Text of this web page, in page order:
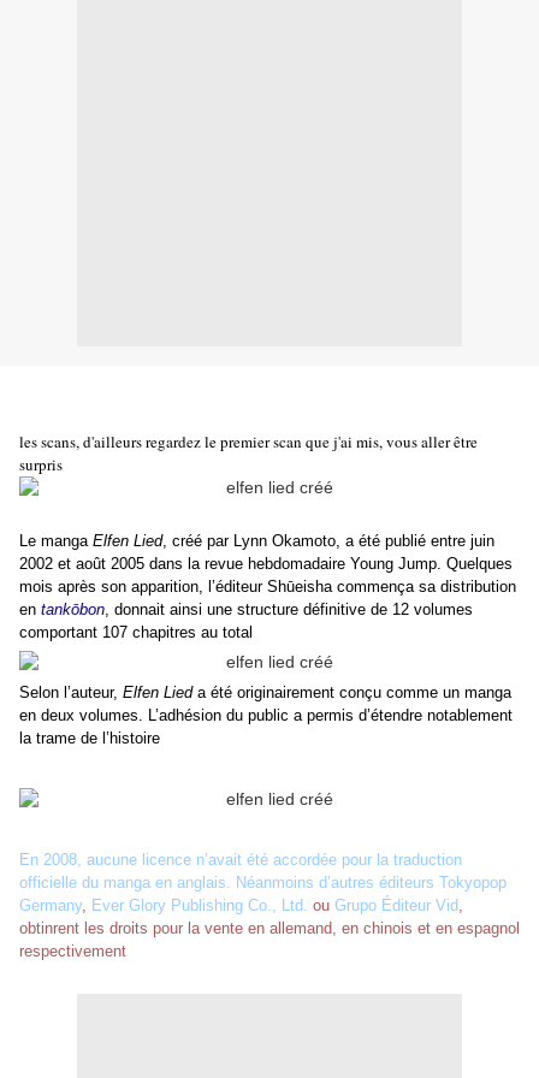
les scans, d'ailleurs regardez le premier scan que j'ai mis, vous aller être
surpris
Le manga Elfen Lied, créé par Lynn Okamoto, a été publié entre juin
2002 et août 2005 dans la revue hebdomadaire Young Jump. Quelques
mois après son apparition, l’éditeur Shūeisha commença sa distribution
en tankōbon , donnait ainsi une structure définitive de 12 volumes
comportant 107 chapitres au total
Selon l’auteur, Elfen Lieda été originairement conçu comme un manga
en deux volumes. L’adhésion du public a permis d’étendre notablement
la trame de l’histoire
En 2008, aucune licence n’avait été accordée pour la traduction
officielle du manga en anglais. Néanmoins d’autres éditeurs Tokyopop
Germany, Ever Glory Publishing Co., Ltd. ou Grupo Éditeur Vid
obtinrent les droits pour la vente en allemand, en chinois et en espagnol
respectivement